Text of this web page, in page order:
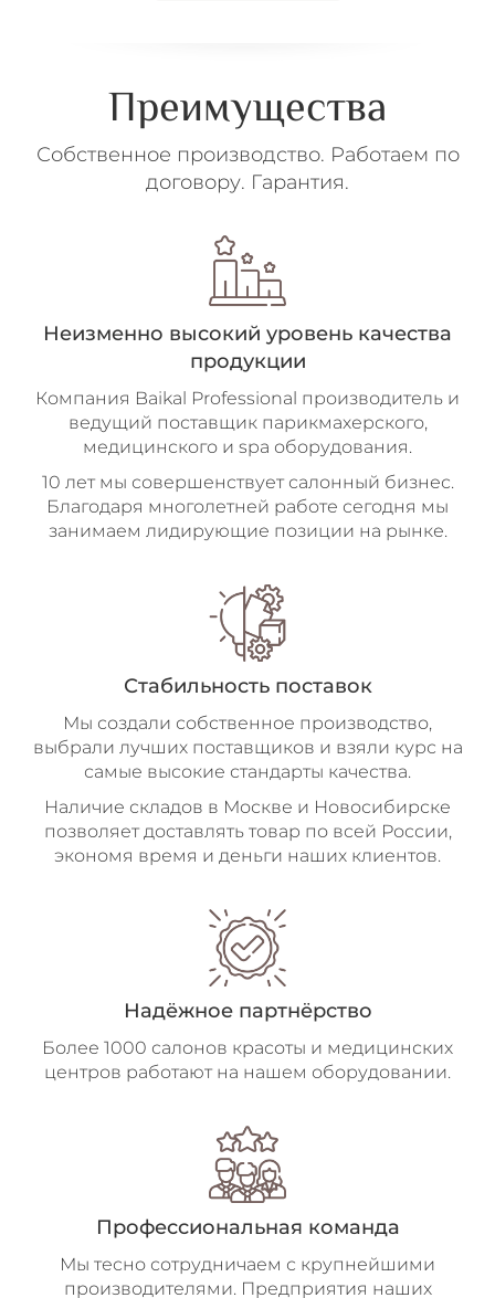
Преимущества
Собственное производство. Работаем по
договору. Гарантия.
Неизменно высокий уровень качества
продукции
Компания Baikal Professional производитель и
ведущий поставщик парикмахерского,
медицинского и spa оборудования.
10 лет мы совершенствует салонный бизнес.
Благодаря многолетней работе сегодня мы
занимаем лидирующие позиции на рынке.
Стабильность поставок
Мы создали собственное производство,
выбрали лучших поставщиков и взяли курс на
самые высокие стандарты качества.
Наличие складов в Москве и Новосибирске
позволяет доставлять товар по всей России,
экономя время и деньги наших клиентов.
Надёжное партнёрство
Более 1000 салонов красоты и медицинских
центров работают на нашем оборудовании.
Профессиональная команда
Мы тесно сотрудничаем с крупнейшими
производителями. Предприятия наших